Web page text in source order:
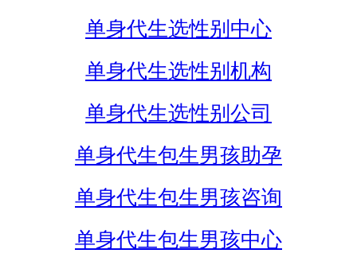
单身代生选性别中心
单身代生选性别机构
单身代生选性别公司
单身代生包生男孩助孕
单身代生包生男孩咨询
单身代生包生男孩中心